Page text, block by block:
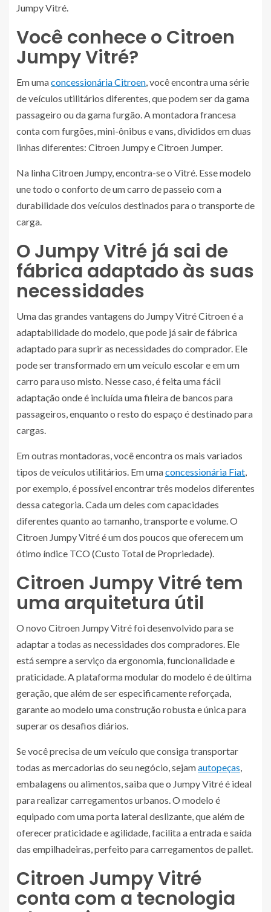
Jumpy Vitré.
Você conhece o Citroen
Jumpy Vitré?
Em umaconcessionária Citroen , você encontra uma série
de veículos utilitários diferentes, que podem ser da gama
passageiro ou da gama furgão. A montadora francesa
conta com furgões, mini-ônibus e vans, divididos em duas
linhas diferentes: Citroen Jumpy e Citroen Jumper.
Na linha Citroen Jumpy, encontra-se o Vitré. Esse modelo
une todo o conforto de um carro de passeio com a
durabilidade dos veículos destinados para o transporte de
carga.
O Jumpy Vitré já sai de
fábrica adaptado às suas
necessidades
Uma das grandes vantagens do Jumpy Vitré Citroen é a
adaptabilidade do modelo, que pode já sair de fábrica
adaptado para suprir as necessidades do comprador. Ele
pode ser transformado em um veículo escolar e em um
carro para uso misto. Nesse caso, é feita uma fácil
adaptação onde é incluída uma fileira de bancos para
passageiros, enquanto o resto do espaço é destinado para
cargas.
Em outras montadoras, você encontra os mais variados
tipos de veículos utilitários. Em umaconcessionária Fiat
por exemplo, é possível encontrar três modelos diferentes
dessa categoria. Cada um deles com capacidades
diferentes quanto ao tamanho, transporte e volume. O
Citroen Jumpy Vitré é um dos poucos que oferecem um
ótimo índice TCO (Custo Total de Propriedade).
Citroen Jumpy Vitré tem
uma arquitetura útil
O novo Citroen Jumpy Vitré foi desenvolvido para se
adaptar a todas as necessidades dos compradores. Ele
está sempre a serviço da ergonomia, funcionalidade e
praticidade. A plataforma modular do modelo é de última
geração, que além de ser especificamente reforçada,
garante ao modelo uma construção robusta e única para
superar os desafios diários.
Se você precisa de um veículo que consiga transportar
todas as mercadorias do seu negócio, sejamautopeças
embalagens ou alimentos, saiba que o Jumpy Vitré é ideal
para realizar carregamentos urbanos. O modelo é
equipado com uma porta lateral deslizante, que além de
oferecer praticidade e agilidade, facilita a entrada e saída
das empilhadeiras, perfeito para carregamentos de pallet.
Citroen Jumpy Vitré
conta com a tecnologia